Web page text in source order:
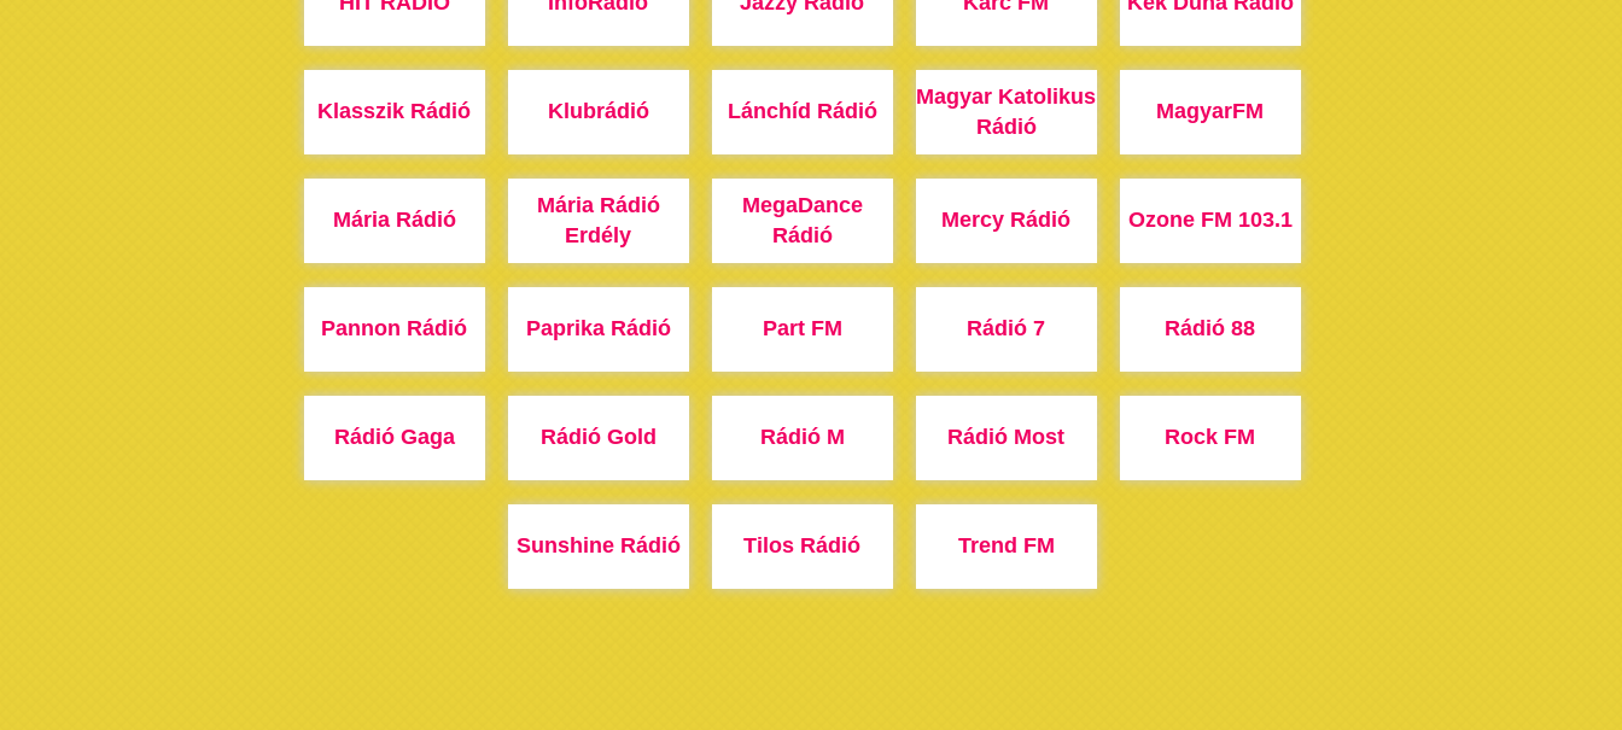
Klasszik Rádió Klubrádió Lánchíd Rádió
Magyar Katolikus
Rádió
MagyarFM
Mária Rádió
Mária Rádió
Erdély
MegaDance
Rádió
Mercy Rádió Ozone FM 103.1
Pannon Rádió Paprika Rádió Part FM Rádió 7 Rádió 88
Rádió Gaga Rádió Gold Rádió M Rádió Most Rock FM
Sunshine Rádió Tilos Rádió Trend FM